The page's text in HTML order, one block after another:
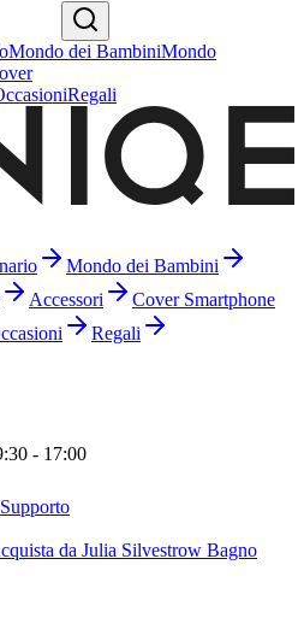
Mondo dei BambiniMondo
Regali
Mondo dei Bambini
Accessori
Cover Smartphone
Regali
- 17:00
Supporto